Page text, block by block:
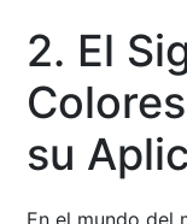
2. El
su
En el mundo del